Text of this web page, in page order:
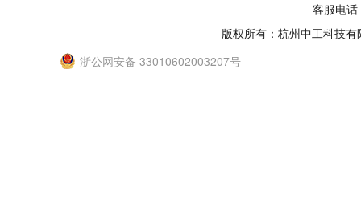
客服电
版权所有：杭州中工科技
浙公网安备 33010602003207号